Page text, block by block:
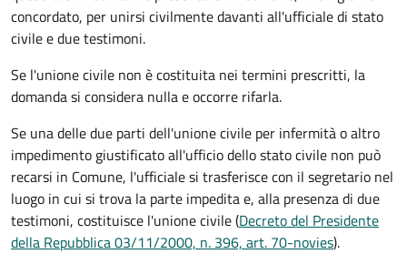
concordato, per unirsi civilmentedavanti all'ufficiale di stato
civilee due testimoni.
Se l'unione civile non è costituita nei termini prescritti, la
domanda si considera nulla e occorre rifarla.
Se una delle due parti dell'unione civile per infermità o altro
impedimento giustificato all'ufficio dello stato civile non può
recarsi in Comune, l'ufficiale si trasferisce con il segretario nel
luogo in cui si trova la parte impedita e, alla presenza di due
testimoni, costituisce l'unione civile (Decreto del Presidente
della Repubblica 03/11/2000, n. 396, art. 70-novies).